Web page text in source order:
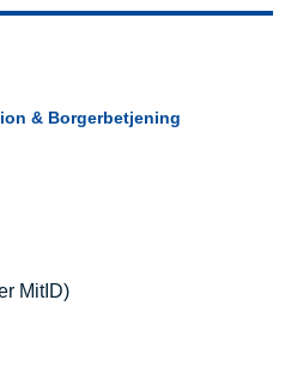
& Borgerbetjening
MitID)